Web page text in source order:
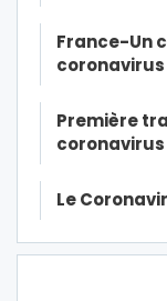
France-Un
Première
Le